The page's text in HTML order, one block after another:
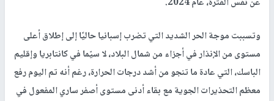
وتسببت موجة الحر الشديد التي تضرب إسبانيا حاليًا إلى إطلاق أعلى
مستوى من الإنذار في أجزاء من شمال البلاد، لا سيّما في كانتابريا وإقليم
الباسك، التي عادة ما تنجو من أشد درجات الحرارة، رغم أنه تم اليوم رفع
معظم التحذيرات الجوية مع بقاء أدنى مستوى أصفر ساري المفعول في